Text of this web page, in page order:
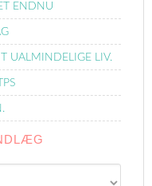
ENDNU
UALMINDELIGE LIV.